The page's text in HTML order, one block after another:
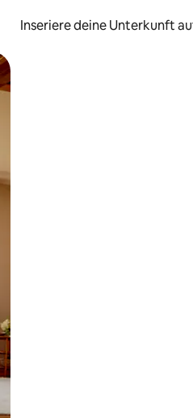
Inseriere deine Unterkunft
Wischgesten.